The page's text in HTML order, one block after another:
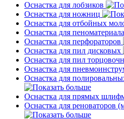
Оснастка для лобзиков
Оснастка для ножниц
Оснастка для отбойных
Оснастка для пеноматериала
Оснастка для перфораторов
Оснастка для пил дисковых
Оснастка для пил
Оснастка для
Оснастка для
Оснастка для прямых
Оснастка для реноваторов